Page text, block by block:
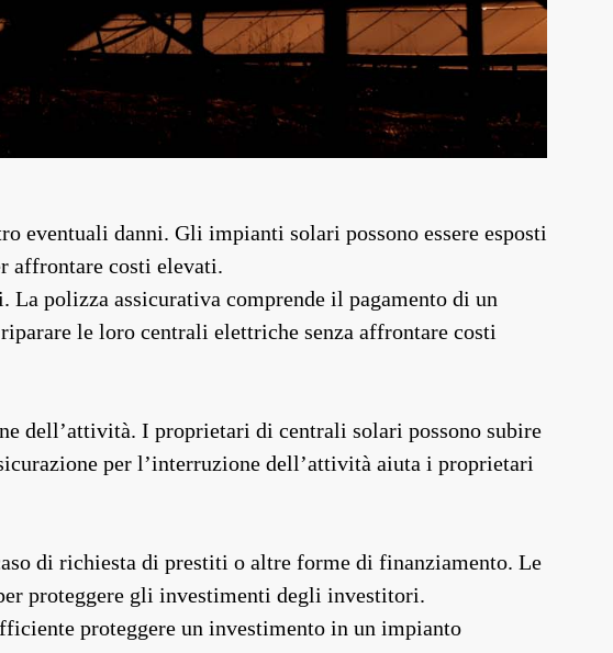
danni. Gli impianti solari possono essere esposti
affrontare costi elevati.
polizza assicurativa comprende il pagamento di un
le loro centrali elettriche senza affrontare costi
dell’attività. I proprietari di centrali solari possono subire
per l’interruzione dell’attività aiuta i proprietari
di richiesta di prestiti o altre forme di finanziamento. Le
proteggere gli investimenti degli investitori.
proteggere un investimento in un impianto